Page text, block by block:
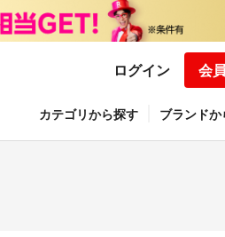
ログイン 会
カテゴリから探す ブランド